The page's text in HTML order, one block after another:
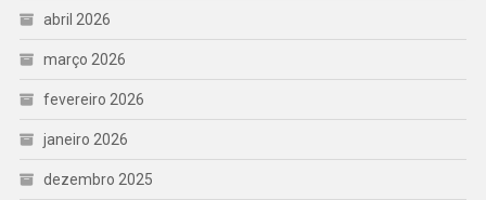
abril 2026
março 2026
fevereiro 2026
janeiro 2026
dezembro 2025